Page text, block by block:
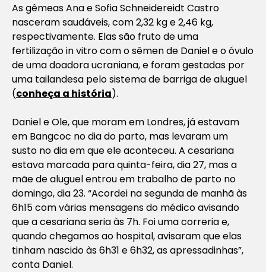
As gêmeas Ana e Sofia Schneidereidt Castro
nasceram saudáveis, com 2,32 kg e 2,46 kg,
respectivamente. Elas são fruto de uma
fertilizaçãoin vitrocom o sêmen de Daniel e o óvulo
de uma doadora ucraniana, e foram gestadas por
uma tailandesa pelo sistema de barriga de aluguel
(conheça a história).
Daniel e Ole, que moram em Londres, já estavam
em Bangcoc no dia do parto, mas levaram um
susto no dia em que ele aconteceu. A cesariana
estava marcada para quinta-feira, dia 27, mas a
mãe de aluguel entrou em trabalho de parto no
domingo, dia 23. “Acordei na segunda de manhã às
6h15 com várias mensagens do médico avisando
que a cesariana seria às 7h. Foi uma correria e,
quando chegamos ao hospital, avisaram que elas
tinham nascido às 6h31 e 6h32, as apressadinhas”,
conta Daniel.